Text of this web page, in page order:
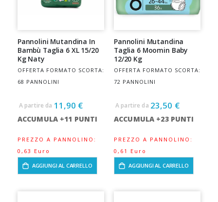
Pannolini Mutandina In
Bambù Taglia 6 XL 15/20
Kg Naty
OFFERTA FORMATO SCORTA:
68 PANNOLINI
A partire da 11,90 €
ACCUMULA +11 PUNTI
PREZZO A PANNOLINO:
0,63 Euro
AGGIUNGI AL CARRELLO
Pannolini Mutandina
Taglia 6 Moomin Baby
12/20 Kg
OFFERTA FORMATO SCORTA:
72 PANNOLINI
A partire da 23,50 €
ACCUMULA +23 PUNTI
PREZZO A PANNOLINO:
0,61 Euro
AGGIUNGI AL CARRELLO